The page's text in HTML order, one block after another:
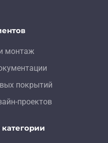
монтаж
покрытий
проектов